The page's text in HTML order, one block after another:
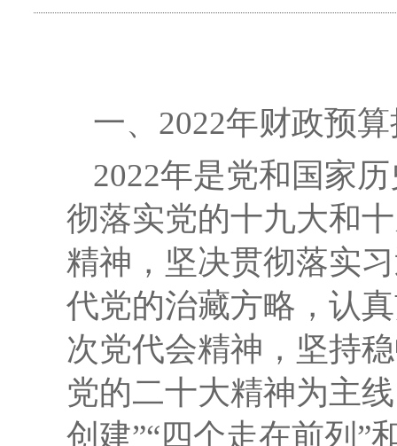
一、 2022年财政预
2022年是党和国家
彻落实党的十九大和
精神，坚决贯彻落实
代党的治藏方略，认
次党代会精神，坚持
党的二十大精神为主
创建”“四个走在前列”